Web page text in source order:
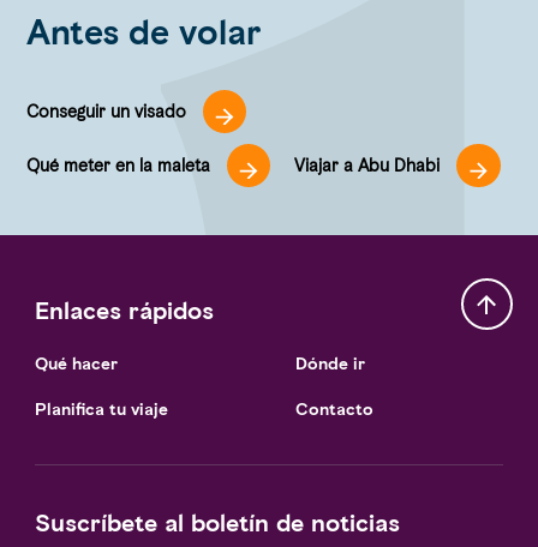
Antes de volar
Conseguir un visado
Qué meter en la maleta Viajar a Abu Dhabi
Enlaces rápidos
Qué hacer
Planifica tu viaje
Dónde ir
Contacto
Suscríbete al boletín de noticias